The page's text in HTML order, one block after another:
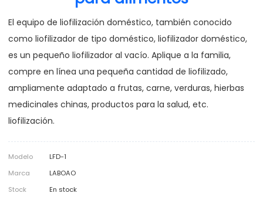
El equipo de liofilización doméstico, también conocido
como liofilizador de tipo doméstico, liofilizador doméstico,
es un pequeño liofilizador al vacío. Aplique a la familia,
compre en línea una pequeña cantidad de liofilizado,
ampliamente adaptado a frutas, carne, verduras, hierbas
medicinales chinas, productos para la salud, etc.
liofilización.
Modelo
LFD-1
Marca
LABOAO
Stock
En stock